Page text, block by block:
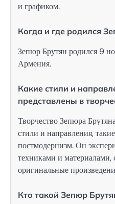
и графиком.
Когда и где родился
Зепюр Брутян родился 9
Армения.
Какие стили и
представлены в
Творчество Зепюра
стили и направления,
постмодернизм. Он
техниками и материалами,
оригинальные
Кто такой Зепюр